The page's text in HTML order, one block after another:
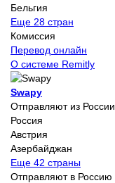
Бельгия
Еще 28 стран
Комиссия
Перевод онлайн
О системе Remitly
Swapy
Отправляют из России
Россия
Австрия
Азербайджан
Еще 42 страны
Отправляют в Россию